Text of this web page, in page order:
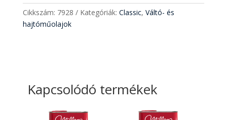
Cikkszám: 7928 Kategóriák: Classic, Váltó- és
hajtóműolajok
Kapcsolódó termékek